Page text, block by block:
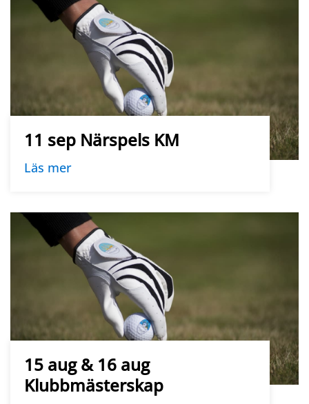
11 sep Närspels KM
Läs mer
15 aug & 16 aug
Klubbmästerskap